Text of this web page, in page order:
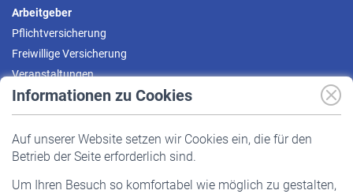
Informationen zu Cookies
Auf unserer Website setzen wir Cookies ein, die für den
Betrieb der Seite erforderlich sind.
Um Ihren Besuch so komfortabel wie möglich zu gestalten,
Arbeitgeber
Pflichtversicherung
Freiwillige Versicherung
Veranstaltungen
Pflichtversicherung
Staatliche Förderung